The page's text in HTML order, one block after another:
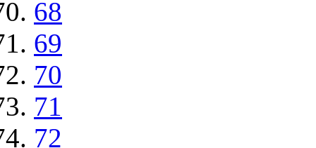
68
69
70
71
72